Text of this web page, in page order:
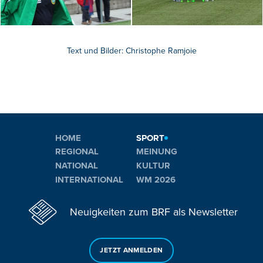
Text und Bilder: Christophe Ramjoie
HOME
REGIONAL
NATIONAL
INTERNATIONAL
SPORT
MEINUNG
KULTUR
WM 2026
Neuigkeiten zum BRF als Newsletter
JETZT ANMELDEN